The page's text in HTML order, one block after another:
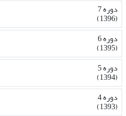
دوره 7
(1396)
دوره 6
(1395)
دوره 5
(1394)
دوره 4
(1393)